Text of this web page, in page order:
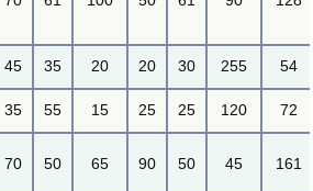
45 35 20 20 30 255 54
35 55 15 25 25 120 72
70 50 65 90 50 45 161